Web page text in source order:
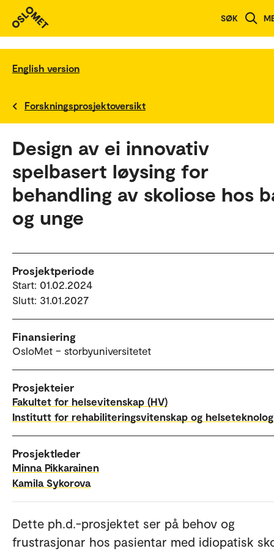
SØK
English version
Forskningsprosjektoversikt
Design av ei innovativ
spelbasert løysing for
behandling av skoliose hos
og unge
Prosjektperiode
Start: 01.02.2024
Slutt: 31.01.2027
Finansiering
OsloMet – storbyuniversitetet
Prosjekteier
Fakultet for helsevitenskap (HV)
Institutt for rehabiliteringsvitenskap og
Prosjektleder
Minna Pikkarainen
Kamila Sykorova
Dette ph.d.-prosjektet ser på behov og
frustrasjonar hos pasientar med idiopatisk